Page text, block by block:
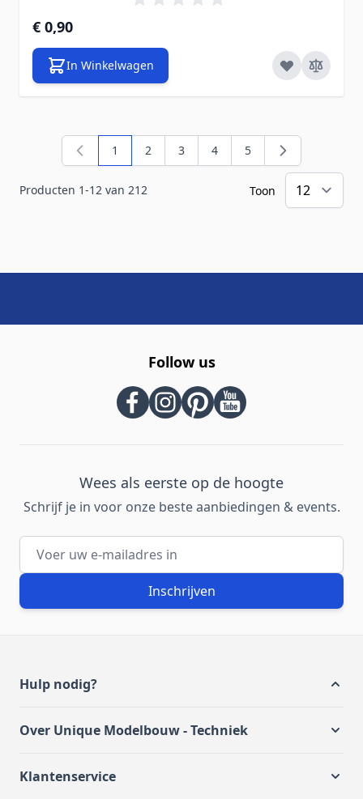
€ 0,90
In Winkelwagen
Producten 1-12 van 212
U lees momenteel pagina
1 Pagina
2 Pagina
3 Pagina
4 Pagina
5
Toon
Follow us
Wees als eerste op de hoogte
Schrijf je in voor onze beste aanbiedingen & events.
E-mailadres
Inschrijven
Hulp nodig?
Over Unique Modelbouw - Techniek
Klantenservice